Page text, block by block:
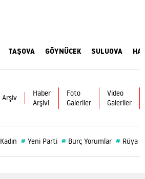
TAŞOVA GÖYNÜCEK SULUOVA
Arşiv
Haber
Arşivi
Foto
Galeriler
Video
Galeriler
Kadın # Yeni Parti # Burç Yorumlar # Rüya